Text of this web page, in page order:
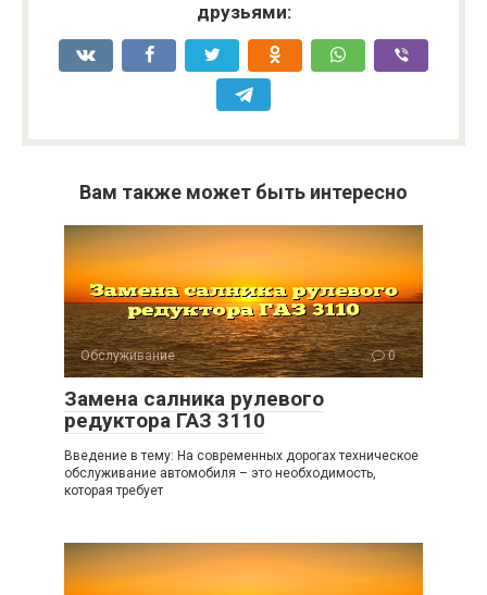
друзьями:
Вам также может быть интересно
Обслуживание 0
Замена салника рулевого
редуктора ГАЗ 3110
Введение в тему: На современных дорогах техническое
обслуживание автомобиля – это необходимость,
которая требует